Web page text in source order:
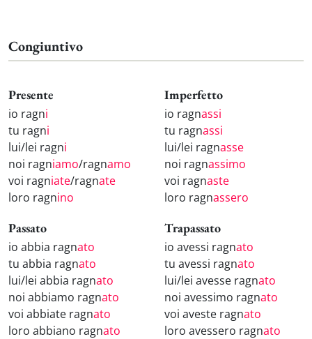
Congiuntivo
Presente
io ragni
tu ragni
lui/lei ragni
noi ragniamo/ragnamo
voi ragniate/ragnate
loro ragnino
Imperfetto
io ragnassi
tu ragnassi
lui/lei ragnasse
noi ragnassimo
voi ragnaste
loro ragnassero
Passato
io abbia ragnato
tu abbia ragnato
lui/lei abbia ragnato
noi abbiamo ragnato
voi abbiate ragnato
loro abbiano ragnato
Trapassato
io avessi ragnato
tu avessi ragnato
lui/lei avesse ragnato
noi avessimo ragnato
voi aveste ragnato
loro avessero ragnato